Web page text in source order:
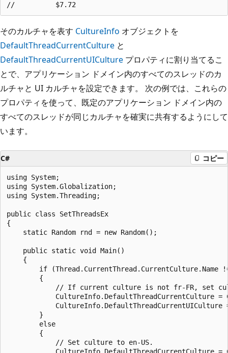
そのカルチャを表す CultureInfo オブジェクトを
DefaultThreadCurrentCulture と
DefaultThreadCurrentUICulture プロパティに割り当てるこ
とで、アプリケーション ドメイン内のすべてのスレッドのカ
ルチャと UI カルチャを設定できます。 次の例では、これらの
プロパティを使って、既定のアプリケーション ドメイン内の
すべてのスレッドが同じカルチャを確実に共有するようにして
います。
C# コピー
using System;
using System.Globalization;
using System.Threading;
public class SetThreadsEx
{
    static Random rnd = new Random();
    public static void Main()
    {
if (Thread.CurrentThread.CurrentCulture.Name
        {
// If current culture is not fr-FR, set
CultureInfo.DefaultThreadCurrentCulture =
        }
        else
        {
            // Set culture to en-US.
CultureInfo.DefaultThreadCurrentCulture =